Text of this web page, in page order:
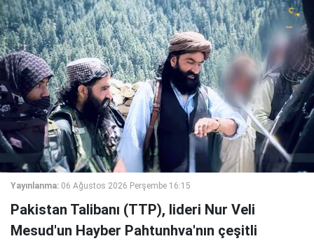
Yayınlanma: 06 Ağustos 2026 Perşembe 16:15
Pakistan Talibanı (TTP), lideri Nur Veli
Mesud'un Hayber Pahtunhva'nın çeşitli